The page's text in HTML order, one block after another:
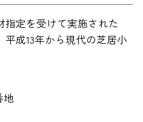
定を受けて実施された
平成13年から現代の芝居小
地